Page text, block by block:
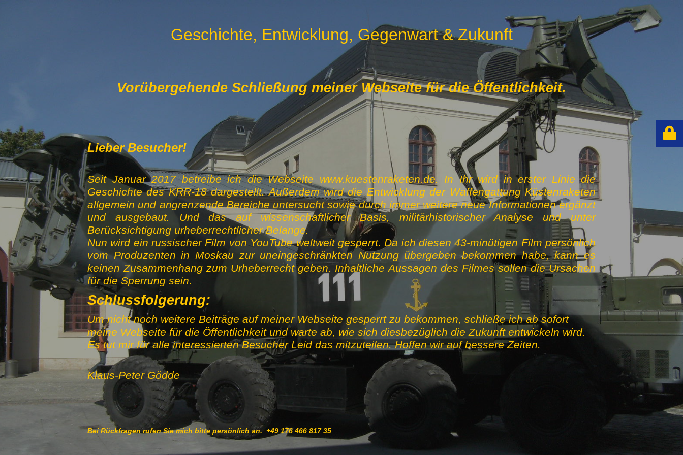
Geschichte, Entwicklung, Gegenwart & Zukunft
Vorübergehende Schließung meiner Webseite für die Öffentlichkeit.
Lieber Besucher!
Seit Januar 2017 betreibe ich die Webseite www.kuestenraketen.de. In Ihr wird in erster Linie die
Geschichte des KRR-18 dargestellt. Außerdem wird die Entwicklung der Waffengattung Küstenraketen
allgemein und angrenzende Bereiche untersucht sowie durch immer weitere neue Informationen ergänzt
und ausgebaut. Und das auf wissenschaftlicher Basis, militärhistorischer Analyse und unter
Berücksichtigung urheberrechtlicher Belange.
Nun wird ein russischer Film von YouTube weltweit gesperrt. Da ich diesen 43-minütigen Film persönlich
vom Produzenten in Moskau zur uneingeschränkten Nutzung übergeben bekommen habe, kann es
keinen Zusammenhang zum Urheberrecht geben. Inhaltliche Aussagen des Filmes sollen die Ursachen
für die Sperrung sein.
Schlussfolgerung:
Um nicht noch weitere Beiträge auf meiner Webseite gesperrt zu bekommen, schließe ich ab sofort
meine Webseite für die Öffentlichkeit und warte ab, wie sich diesbezüglich die Zukunft entwickeln wird.
Es tut mir für alle interessierten Besucher Leid das mitzuteilen. Hoffen wir auf bessere Zeiten.
Klaus-Peter Gödde
Bei Rückfragen rufen Sie mich bitte persönlich an. +49 176 466 817 35